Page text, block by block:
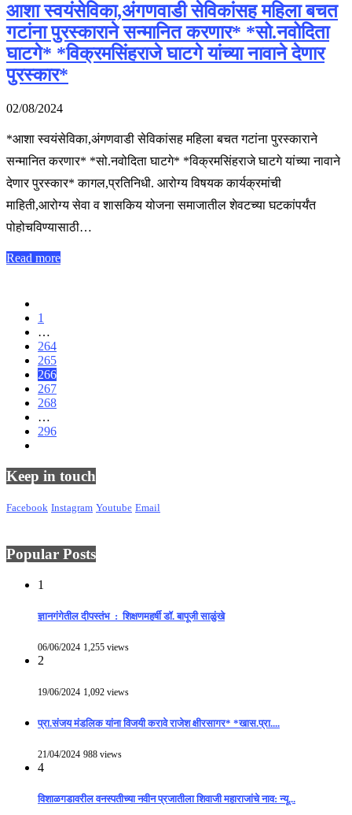
आशा स्वयंसेविका,अंगणवाडी सेविकांसह महिला बचत
गटांना पुरस्काराने सन्मानित करणार* *सो.नवोदिता
घाटगे* *विक्रमसिंहराजे घाटगे यांच्या नावाने देणार
पुरस्कार*
02/08/2024
*आशा स्वयंसेविका,अंगणवाडी सेविकांसह महिला बचत गटांना पुरस्काराने
सन्मानित करणार* *सो.नवोदिता घाटगे* *विक्रमसिंहराजे घाटगे यांच्या नावाने
देणार पुरस्कार* कागल,प्रतिनिधी. आरोग्य विषयक कार्यक्रमांची
माहिती,आरोग्य सेवा व शासकिय योजना समाजातील शेवटच्या घटकांपर्यंत
पोहोचविण्यासाठी…
Read more
1
…
264
265
266
267
268
…
296
Keep in touch
Facebook Instagram Youtube Email
Popular Posts
1
ज्ञानगंगेतील दीपस्तंभ : शिक्षणमहर्षी डॉ. बापूजी साळुंखे
06/06/2024 1,255 views
2
19/06/2024 1,092 views
प्रा.संजय मंडलिक यांना विजयी करावे राजेश क्षीरसागर* *खास.प्रा....
21/04/2024 988 views
4
विशाळगडावरील वनस्पतीच्या नवीन प्रजातीला शिवाजी महाराजांचे नाव: न्यू...